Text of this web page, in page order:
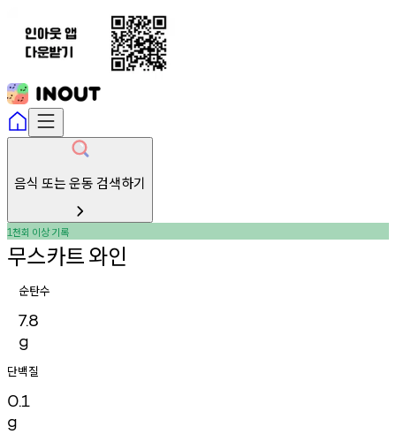
음식 또는 운동 검색하기
1천회 이상기록
무스카트와인
순탄수
7.8
g
단백질
0.1
g